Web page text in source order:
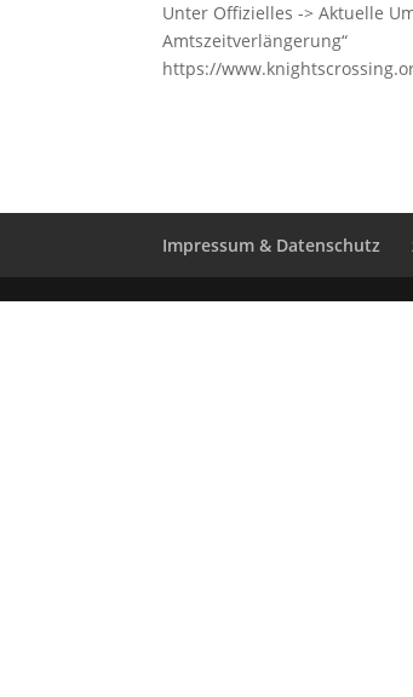
Unter Offizielles -> Aktuelle
Amtszeitverlängerung“
https://
Impressum & Datenschutz